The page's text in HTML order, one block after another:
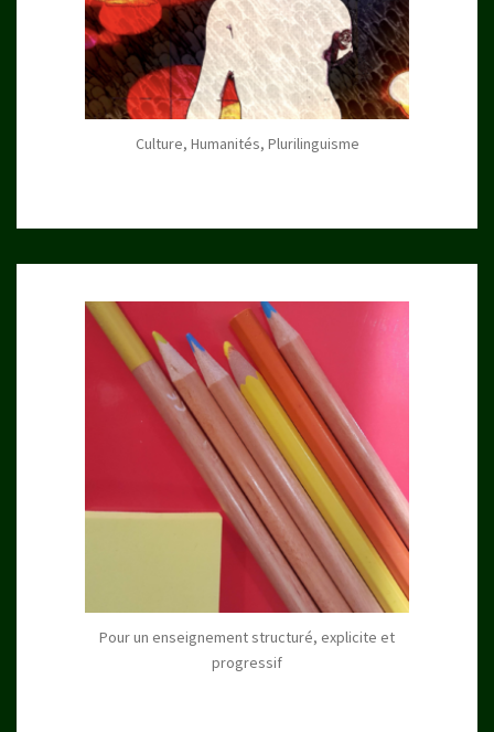
Culture, Humanités, Plurilinguisme
Pour un enseignement structuré, explicite et
progressif